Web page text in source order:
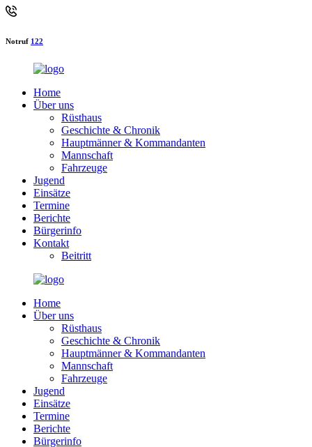
Notruf 122
Home
Über uns
Rüsthaus
Geschichte & Chronik
Hauptmänner & Kommandanten
Mannschaft
Fahrzeuge
Jugend
Einsätze
Termine
Berichte
Bürgerinfo
Kontakt
Beitritt
Home
Über uns
Rüsthaus
Geschichte & Chronik
Hauptmänner & Kommandanten
Mannschaft
Fahrzeuge
Jugend
Einsätze
Termine
Berichte
Bürgerinfo